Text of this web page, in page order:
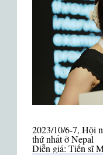
2023/10/6-7, Hội
thứ nhất ở Nepal
Diễn giả: Tiến sĩ